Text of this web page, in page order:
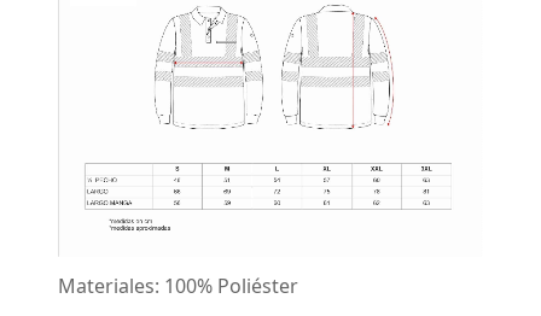
Materiales: 100% Poliéster